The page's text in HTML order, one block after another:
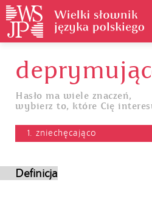
Historia
Jak
Hasło ma wiele znaczeń,
wybierz to, które Cię
1. zniechęcająco
Definicja